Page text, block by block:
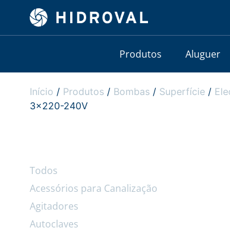
Produtos Aluguer
Início / Produtos / Bombas / Superfície /
3×220-240V
Todos
Acessórios para Canalização
Agitadores
Autoclaves